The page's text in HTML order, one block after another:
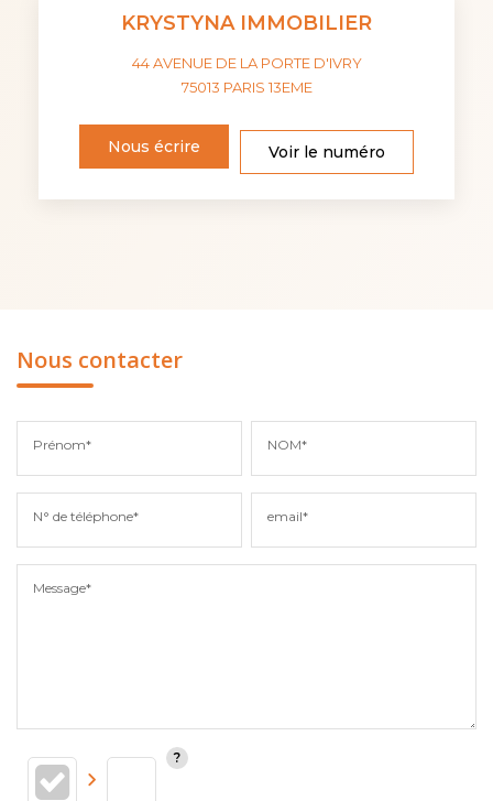
KRYSTYNA IMMOBILIER
44 AVENUE DE LA PORTE D'IVRY
75013 PARIS 13EME
Nous écrire Voir le numéro
Nous contacter
Prénom* NOM*
N° de téléphone* email*
Message*